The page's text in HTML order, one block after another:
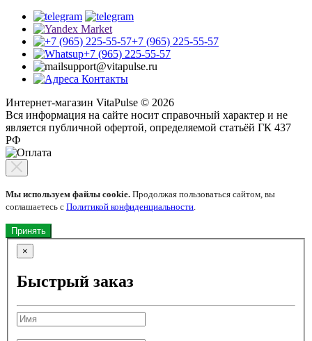
+7 (965) 225-55-57
+7 (965) 225-55-57
support@vitapulse.ru
Контакты
Интернет-магазин VitaPulse © 2026
Вся информация на сайте носит справочный характер и не
является публичной офертой, определяемой статьёй ГК 437
РФ
Мы используем файлы cookie. Продолжая пользоваться сайтом, вы
соглашаетесь с Политикой конфиденциальности.
Принять
×
Быстрый заказ